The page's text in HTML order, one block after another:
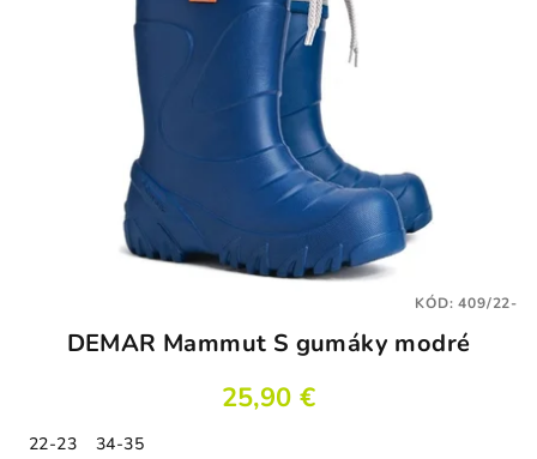
DEMAR Mammut S gumáky modré
25,90 €
22-23
34-35
KÓD:409/22-